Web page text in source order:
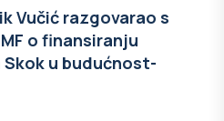
Vučić razgovarao s
o finansiranju
u budućnost-